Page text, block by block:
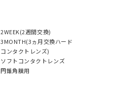
2WEEK(2週間交換)
3MONTH(3ヵ月交換ハード
コンタクトレンズ)
ソフトコンタクトレンズ
円錐角膜用